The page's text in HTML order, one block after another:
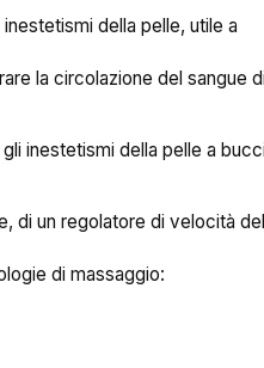
della pelle, utile a
la circolazione del sangue di
inestetismi della pelle a
di un regolatore di velocità del
di massaggio: